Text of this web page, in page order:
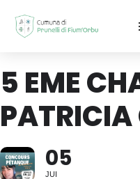
5 EME
PATRICIA
05
JUI